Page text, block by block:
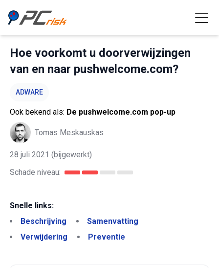
Hoe voorkomt u doorverwijzingen
van en naar pushwelcome.com?
ADWARE
Ook bekend als: De pushwelcome.com pop-up
Tomas Meskauskas
28 juli 2021 (bijgewerkt)
Schade niveau:
Snelle links:
Beschrijving
Samenvatting
Verwijdering
Preventie